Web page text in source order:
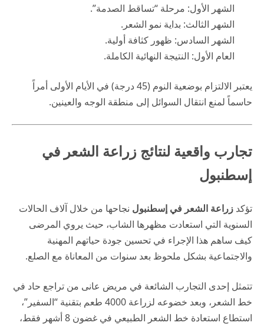
الشهر الأول: مرحلة “تساقط الصدمة”.
الشهر الثالث: بداية نمو الشعر.
الشهر السادس: ظهور كثافة أولية.
العام الأول: النتيجة النهائية الكاملة.
يعتبر الالتزام بوضعية النوم (45 درجة) في الأيام الأولى أمراً
حاسماً لمنع انتقال السوائل إلى منطقة الوجه والعينين.
تجارب واقعية لنتائج زراعة الشعر في
إسطنبول
تؤكد زراعة الشعر في إسطنبول نجاحها من خلال آلاف الحالات
السنوية التي استعادت مظهرها الشاب، حيث يروي المرضى
كيف ساهم هذا الإجراء في تحسين جودة حياتهم المهنية
والاجتماعية بشكل ملحوظ بعد سنوات من المعاناة مع الصلع.
تتمثل إحدى التجارب الشائعة في مريض عانى من تراجع حاد في
خط الشعر، وبعد خضوعه لزراعة 4000 طعم بتقنية “السفير”،
استطاع استعادة خط الشعر الطبيعي في غضون 8 أشهر فقط،